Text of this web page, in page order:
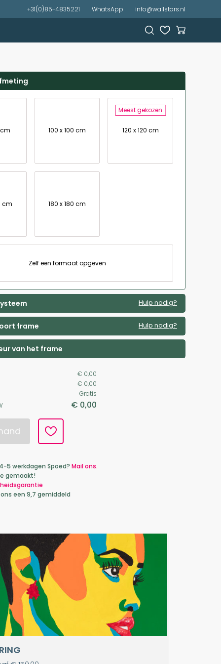
+31(0)85-4835221 WhatsApp info@wallstars.nl
100 x 100 cm
Meest gekozen
120 x 120 cm
cm 180 x 180 cm
Zelf een formaat opgeven
Hulp nodig?
frame Hulp nodig?
van het frame
€ 0,00
€ 0,00
Gratis
€ 0,00
5 werkdagen Spoed? Mail ons.
gemaakt!
een 9,7 gemiddeld